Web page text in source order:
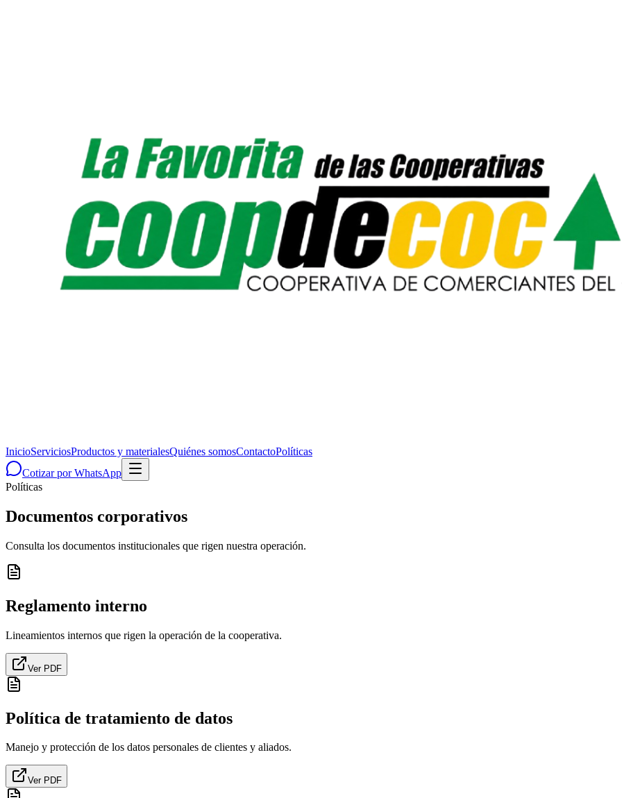
InicioServiciosProductos y materialesQuiénes somosContactoPolíticas
Cotizar por WhatsApp
Políticas
Documentos corporativos
Consulta los documentos institucionales que rigen nuestra operación.
Reglamento interno
Lineamientos internos que rigen la operación de la cooperativa.
Ver PDF
Política de tratamiento de datos
Manejo y protección de los datos personales de clientes y aliados.
Ver PDF